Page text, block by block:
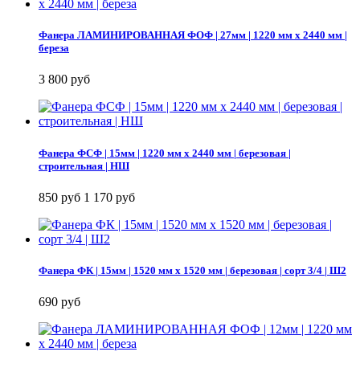
Фанера ЛАМИНИРОВАННАЯ ФОФ | 27мм | 1220 мм х 2440 мм |
береза
3 800 руб
Фанера ФСФ | 15мм | 1220 мм х 2440 мм | березовая |
строительная | НШ
850 руб 1 170 руб
Фанера ФК | 15мм | 1520 мм х 1520 мм | березовая | сорт 3/4 | Ш2
690 руб